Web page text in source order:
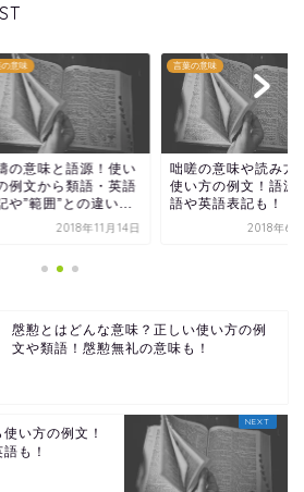
の意味
の意味と語源！使い
例文から類語・英語
や”範囲”との違い...
2018年11月14日
言葉の意味
咄嗟の意味や読み方
使い方の例文！語源
語や英語表記も！
2018年6
慇懃とはどんな意味？正しい使い方の例
文や類語！慇懃無礼の意味も！
い方の例文！
も！